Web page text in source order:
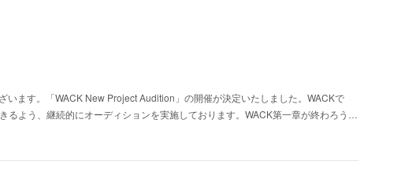
います。「WACK New Project Audition」の開催が決定いたしました。WACKで
るよう、継続的にオーディションを実施しております。WACK第一章が終わろう…